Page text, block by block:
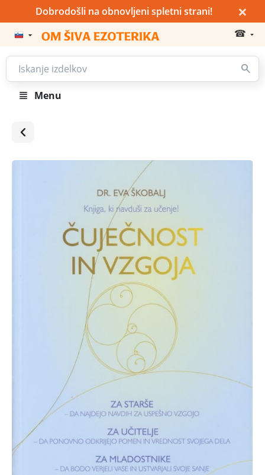
Dobrodošli na obnovljeni spletni strani! ×
☎
Menu